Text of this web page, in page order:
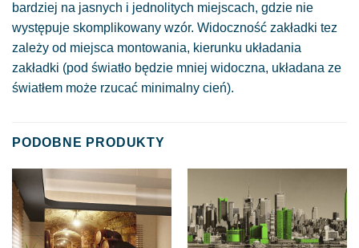
bardziej na jasnych i jednolitych miejscach, gdzie nie
występuje skomplikowany wzór. Widoczność zakładki tez
zależy od miejsca montowania, kierunku układania
zakładki (pod światło będzie mniej widoczna, układana ze
światłem może rzucać minimalny cień).
PODOBNE PRODUKTY